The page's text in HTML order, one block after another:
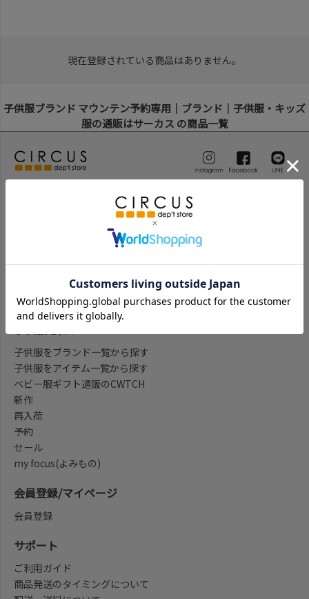
現在登録されている商品はありません。
子供服ブランド マウンテン予約専用｜ブランド｜子供服・キッズ
服の通販はサーカス の商品一覧
100以上の子供服ブランドの通販を行っています。
を取り揃えております。
子供服をブランド一覧から探す
子供服をアイテム一覧から探す
ベビー服ギフト通販のCWTCH
新作
再入荷
予約
セール
my focus(よみもの)
会員登録/マイページ
会員登録
サポート
ご利用ガイド
商品発送のタイミングについて